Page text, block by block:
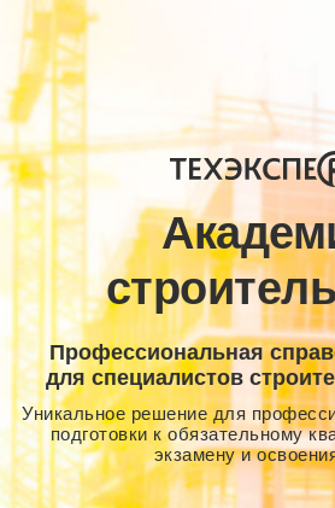
Профессиональная
для специалистов
Уникальное решение для
подготовки к обязательному
экзамену и